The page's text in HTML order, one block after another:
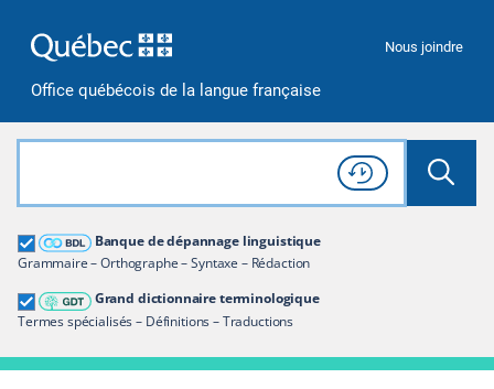
Office québécois de la langue française
Nous joindre
Rechercher dans tout le site
Lancer
Consulter l'
Historique
de recherche
Banque de dépannage linguistique
Grammaire – Orthographe – Syntaxe – Rédaction
Grand dictionnaire terminologique
Termes spécialisés – Définitions – Traductions
Grand dictionnaire terminologique
Restreindre aux termes